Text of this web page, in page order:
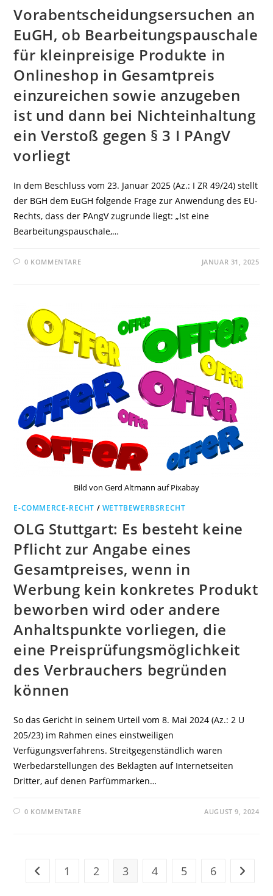
Vorabentscheidungsersuchen an
EuGH, ob Bearbeitungspauschale
für kleinpreisige Produkte in
Onlineshop in Gesamtpreis
einzureichen sowie anzugeben
ist und dann bei Nichteinhaltung
ein Verstoß gegen § 3 I PAngV
vorliegt
In dem Beschluss vom 23. Januar 2025 (Az.: I ZR 49/24) stellt
der BGH dem EuGH folgende Frage zur Anwendung des EU-
Rechts, dass der PAngV zugrunde liegt: „Ist eine
Bearbeitungspauschale,…
0 KOMMENTARE JANUAR 31, 2025
Bild von Gerd Altmann auf Pixabay
E-COMMERCE-RECHT / WETTBEWERBSRECHT
OLG Stuttgart: Es besteht keine
Pflicht zur Angabe eines
Gesamtpreises, wenn in
Werbung kein konkretes Produkt
beworben wird oder andere
Anhaltspunkte vorliegen, die
eine Preisprüfungsmöglichkeit
des Verbrauchers begründen
können
So das Gericht in seinem Urteil vom 8. Mai 2024 (Az.: 2 U
205/23) im Rahmen eines einstweiligen
Verfügungsverfahrens. Streitgegenständlich waren
Werbedarstellungen des Beklagten auf Internetseiten
Dritter, auf denen Parfümmarken…
0 KOMMENTARE AUGUST 9, 2024
Zur vorherigen Seite
1 2 3 4 5 6 Zur